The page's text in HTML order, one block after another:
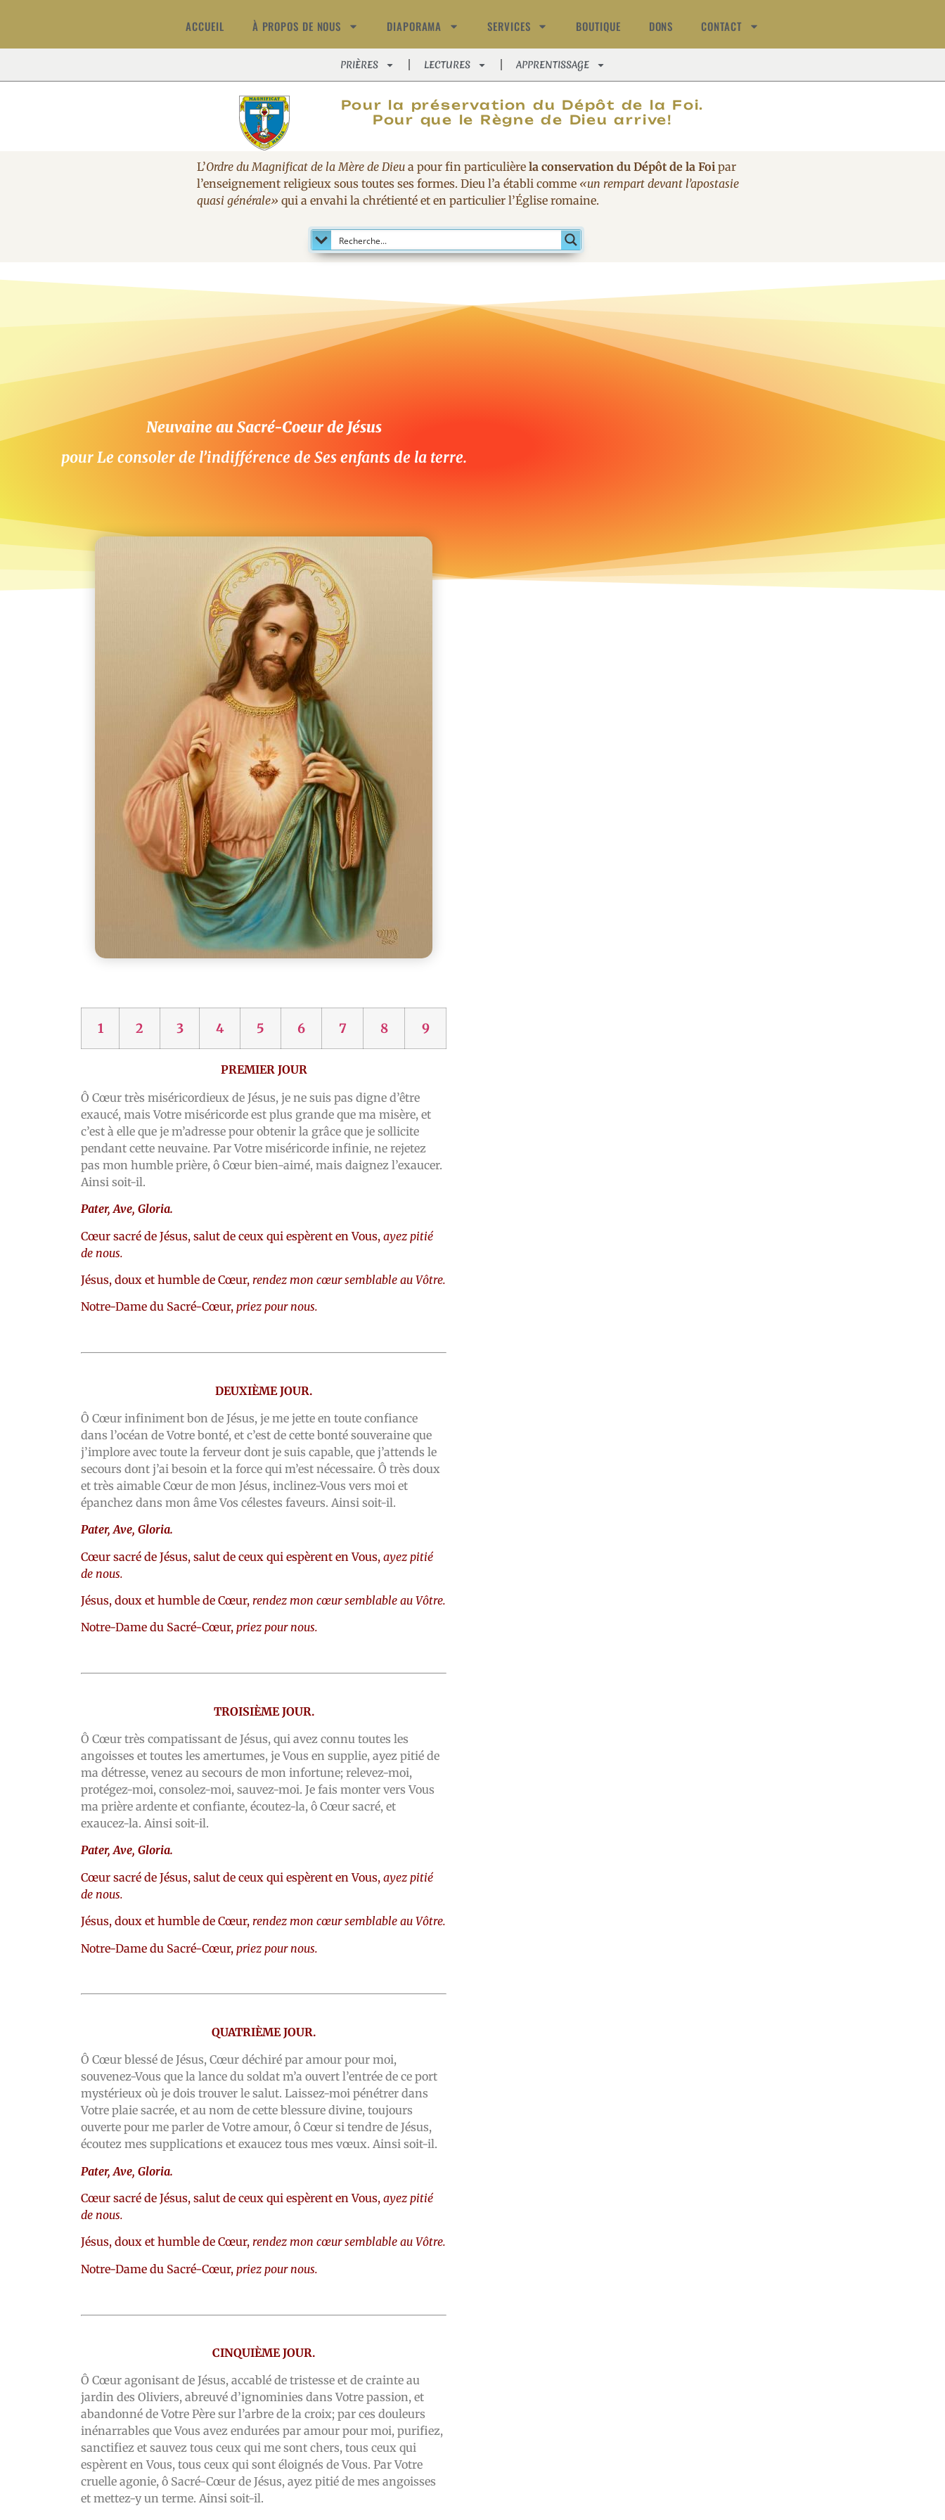
ACCUEIL À PROPOS DE NOUS DIAPORAMA SERVICES BOUTIQUE DONS CONTACT
PRIÈRES LECTURES APPRENTISSAGE
Pour la préservation du Dépôt de la Foi.
Pour que le Règne de Dieu arrive!
MAGNIFICAT
L’Ordre du Magnificat de la Mère de Dieu a pour fin particulière la conservation du Dépôt de la Foi par
l’enseignement religieux sous toutes ses formes. Dieu l’a établi comme «un rempart devant l’apostasie
quasi générale» qui a envahi la chrétienté et en particulier l’Église romaine.
Neuvaine au Sacré-Coeur de Jésus
pour Le consoler de l’indifférence de Ses enfants de la terre.
1 2 3 4 5 6 7 8 9
PREMIER JOUR
Ô Cœur très miséricordieux de Jésus, je ne suis pas digne d’être
exaucé, mais Votre miséricorde est plus grande que ma misère, et
c’est à elle que je m’adresse pour obtenir la grâce que je sollicite
pendant cette neuvaine. Par Votre miséricorde infinie, ne rejetez
pas mon humble prière, ô Cœur bien-aimé, mais daignez l’exaucer.
Ainsi soit-il.
Pater, Ave, Gloria.
Cœur sacré de Jésus, salut de ceux qui espèrent en Vous, ayez pitié
de nous.
Jésus, doux et humble de Cœur, rendez mon cœur semblable au Vôtre.
Notre-Dame du Sacré-Cœur, priez pour nous.
DEUXIÈME JOUR.
Ô Cœur infiniment bon de Jésus, je me jette en toute confiance
dans l’océan de Votre bonté, et c’est de cette bonté souveraine que
j’implore avec toute la ferveur dont je suis capable, que j’attends le
secours dont j’ai besoin et la force qui m’est nécessaire. Ô très doux
et très aimable Cœur de mon Jésus, inclinez-Vous vers moi et
épanchez dans mon âme Vos célestes faveurs. Ainsi soit-il.
Pater, Ave, Gloria.
Cœur sacré de Jésus, salut de ceux qui espèrent en Vous, ayez pitié
de nous.
Jésus, doux et humble de Cœur, rendez mon cœur semblable au Vôtre.
Notre-Dame du Sacré-Cœur, priez pour nous.
TROISIÈME JOUR.
Ô Cœur très compatissant de Jésus, qui avez connu toutes les
angoisses et toutes les amertumes, je Vous en supplie, ayez pitié de
ma détresse, venez au secours de mon infortune; relevez-moi,
protégez-moi, consolez-moi, sauvez-moi. Je fais monter vers Vous
ma prière ardente et confiante, écoutez-la, ô Cœur sacré, et
exaucez-la. Ainsi soit-il.
Pater, Ave, Gloria.
Cœur sacré de Jésus, salut de ceux qui espèrent en Vous, ayez pitié
de nous.
Jésus, doux et humble de Cœur, rendez mon cœur semblable au Vôtre.
Notre-Dame du Sacré-Cœur, priez pour nous.
QUATRIÈME JOUR.
Ô Cœur blessé de Jésus, Cœur déchiré par amour pour moi,
souvenez-Vous que la lance du soldat m’a ouvert l’entrée de ce port
mystérieux où je dois trouver le salut. Laissez-moi pénétrer dans
Votre plaie sacrée, et au nom de cette blessure divine, toujours
ouverte pour me parler de Votre amour, ô Cœur si tendre de Jésus,
écoutez mes supplications et exaucez tous mes vœux. Ainsi soit-il.
Pater, Ave, Gloria.
Cœur sacré de Jésus, salut de ceux qui espèrent en Vous, ayez pitié
de nous.
Jésus, doux et humble de Cœur, rendez mon cœur semblable au Vôtre.
Notre-Dame du Sacré-Cœur, priez pour nous.
CINQUIÈME JOUR.
Ô Cœur agonisant de Jésus, accablé de tristesse et de crainte au
jardin des Oliviers, abreuvé d’ignominies dans Votre passion, et
abandonné de Votre Père sur l’arbre de la croix; par ces douleurs
inénarrables que Vous avez endurées par amour pour moi, purifiez,
sanctifiez et sauvez tous ceux qui me sont chers, tous ceux qui
espèrent en Vous, tous ceux qui sont éloignés de Vous. Par Votre
cruelle agonie, ô Sacré-Cœur de Jésus, ayez pitié de mes angoisses
et mettez-y un terme. Ainsi soit-il.